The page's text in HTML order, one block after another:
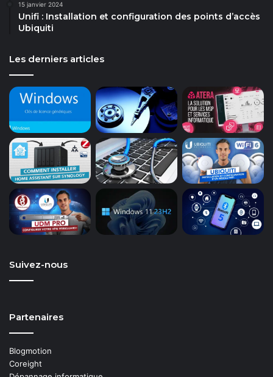
15 janvier 2024
Unifi : Installation et configuration des points d’accès
Ubiquiti
Les derniers articles
Suivez-nous
Partenaires
Blogmotion
Coreight